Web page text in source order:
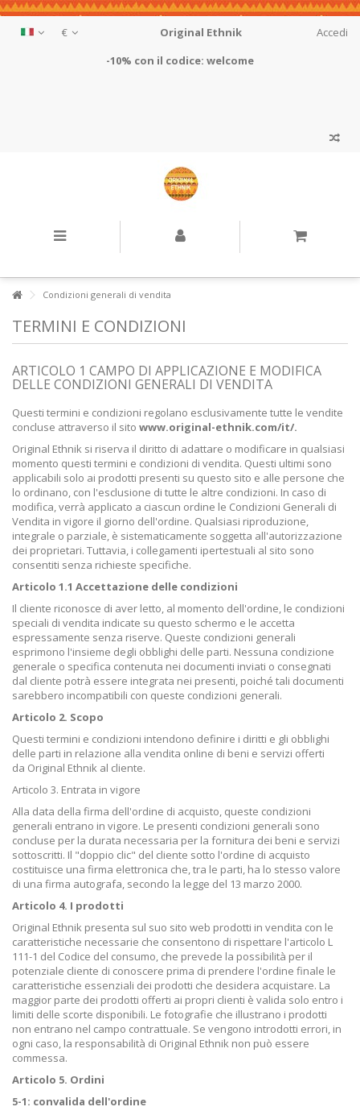
€ Accedi
Original Ethnik
-10% con il codice: welcome
Condizioni generali di vendita
TERMINI E CONDIZIONI
ARTICOLO 1 CAMPO DI APPLICAZIONE E MODIFICA
DELLE CONDIZIONI GENERALI DI VENDITA
Questi termini e condizioni regolano esclusivamente tutte le vendite
concluse attraverso il sito www.original-ethnik.com/it/.
Original Ethnik si riserva il diritto di adattare o modificare in qualsiasi
momento questi termini e condizioni di vendita. Questi ultimi sono
applicabili solo ai prodotti presenti su questo sito e alle persone che
lo ordinano, con l'esclusione di tutte le altre condizioni. In caso di
modifica, verrà applicato a ciascun ordine le Condizioni Generali di
Vendita in vigore il giorno dell'ordine. Qualsiasi riproduzione,
integrale o parziale, è sistematicamente soggetta all'autorizzazione
dei proprietari. Tuttavia, i collegamenti ipertestuali al sito sono
consentiti senza richieste specifiche.
Articolo 1.1 Accettazione delle condizioni
Il cliente riconosce di aver letto, al momento dell'ordine, le condizioni
speciali di vendita indicate su questo schermo e le accetta
espressamente senza riserve. Queste condizioni generali
esprimono l'insieme degli obblighi delle parti. Nessuna condizione
generale o specifica contenuta nei documenti inviati o consegnati
dal cliente potrà essere integrata nei presenti, poiché tali documenti
sarebbero incompatibili con queste condizioni generali.
Articolo 2. Scopo
Questi termini e condizioni intendono definire i diritti e gli obblighi
delle parti in relazione alla vendita online di beni e servizi offerti
da Original Ethnik al cliente.
Articolo 3. Entrata in vigore
Alla data della firma dell'ordine di acquisto, queste condizioni
generali entrano in vigore. Le presenti condizioni generali sono
concluse per la durata necessaria per la fornitura dei beni e servizi
sottoscritti. Il "doppio clic" del cliente sotto l'ordine di acquisto
costituisce una firma elettronica che, tra le parti, ha lo stesso valore
di una firma autografa, secondo la legge del 13 marzo 2000.
Articolo 4. I prodotti
Original Ethnik presenta sul suo sito web prodotti in vendita con le
caratteristiche necessarie che consentono di rispettare l'articolo L
111-1 del Codice del consumo, che prevede la possibilità per il
potenziale cliente di conoscere prima di prendere l'ordine finale le
caratteristiche essenziali dei prodotti che desidera acquistare. La
maggior parte dei prodotti offerti ai propri clienti è valida solo entro i
limiti delle scorte disponibili. Le fotografie che illustrano i prodotti
non entrano nel campo contrattuale. Se vengono introdotti errori, in
ogni caso, la responsabilità di Original Ethnik non può essere
commessa.
Articolo 5. Ordini
5-1: convalida dell'ordine